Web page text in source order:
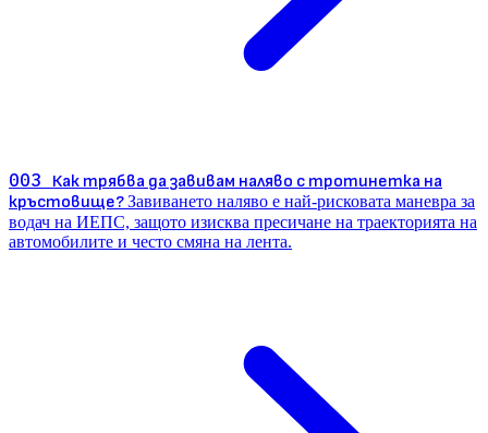
003 Как трябва да завивам наляво с тротинетка на
кръстовище?Завиването наляво е най-рисковата маневра за
водач на ИЕПС, защото изисква пресичане на траекторията на
автомобилите и често смяна на лента.